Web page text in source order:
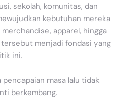
sekolah, komunitas, dan
kebutuhan mereka
apparel, hingga
menjadi fondasi yang
ini.
masa lalu tidak
berkembang.